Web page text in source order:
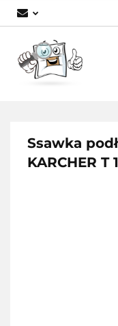
Ssawka
KARCHER T